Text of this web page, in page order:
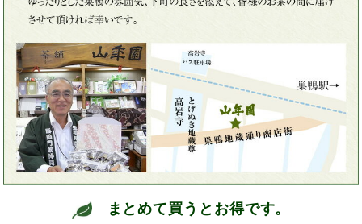
まとめて買うとお得です。